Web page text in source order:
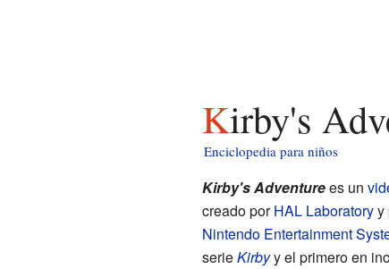
Kirby's
Enciclopedia para niños
Kirby's Adventurees un
creado porHAL Laboratoryy
Nintendo Entertainment
serieKirbyy el primero en